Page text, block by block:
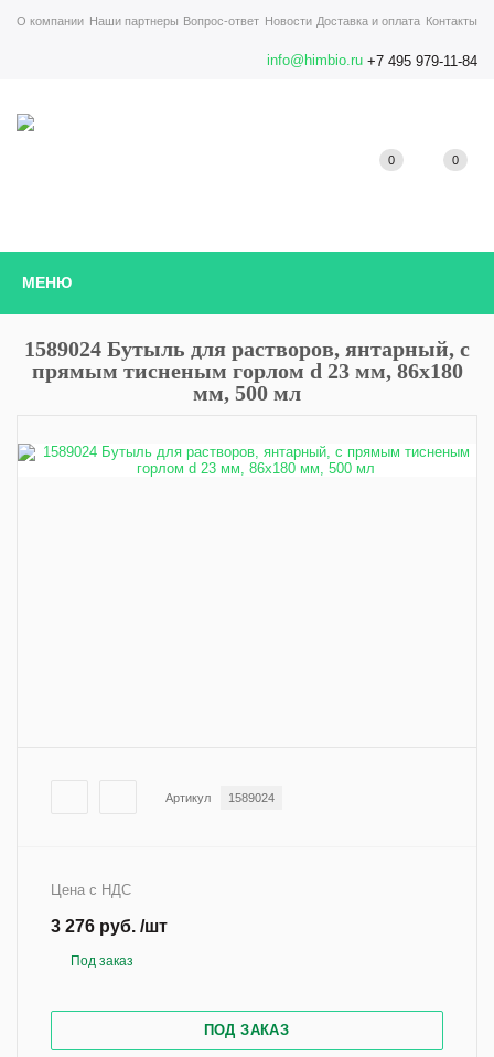
О компании Наши партнеры Вопрос-ответ Новости Доставка и оплата Контакты
info@himbio.ru +7 495 979-11-84
МЕНЮ
0 0
1589024 Бутыль для растворов, янтарный, c
прямым тисненым горлом d 23 мм, 86х180
мм, 500 мл
Артикул 1589024
Цена с НДС
3 276 руб. /шт
Под заказ
ПОД ЗАКАЗ